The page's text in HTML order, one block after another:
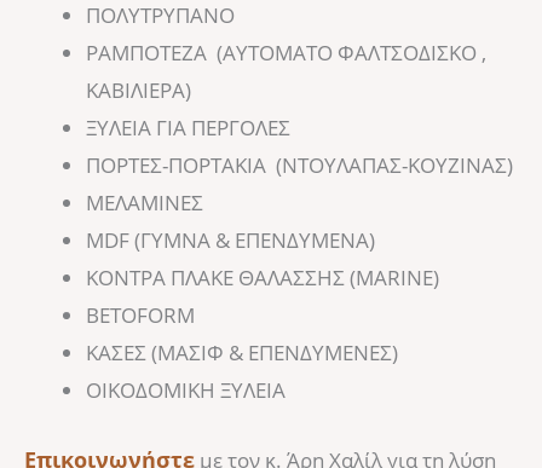
ΠΟΛΥΤΡΥΠΑΝΟ
ΡΑΜΠΟΤΕΖΑ (ΑΥΤΟΜΑΤΟ ΦΑΛΤΣΟΔΙΣΚΟ ,
ΚΑΒΙΛΙΕΡΑ)
ΞΥΛΕΙΑ ΓΙΑ ΠΕΡΓΟΛΕΣ
ΠΟΡΤΕΣ-ΠΟΡΤΑΚΙΑ (ΝΤΟΥΛΑΠΑΣ-ΚΟΥΖΙΝΑΣ)
ΜΕΛΑΜΙΝΕΣ
MDF (ΓΥΜΝΑ & ΕΠΕΝΔΥΜΕΝΑ)
KOΝΤΡΑ ΠΛΑΚΕ ΘΑΛΑΣΣΗΣ (MARINE)
BETOFORM
ΚΑΣΕΣ (ΜΑΣΙΦ & ΕΠΕΝΔΥΜΕΝΕΣ)
ΟΙΚΟΔΟΜΙΚΗ ΞΥΛΕΙΑ
Επικοινωνήστε με τον κ. Άρη Χαλίλ για τη λύση